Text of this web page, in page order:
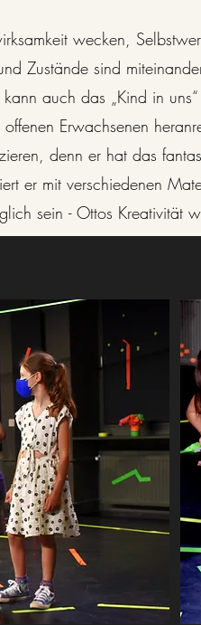
wecken,
Zustände sind
auch das „Kind in
Erwachsenen
denn er hat das
er mit verschiedenen
sein - Ottos Kreativität
er mit seinen Ideen und
zu halten
ist, ein Künstler zu
und Objekten zu
Lebewesen im ganzen
über die Umdeutung
ihnen austauschen und so
sie in der Schule sind
diese Erkenntnis